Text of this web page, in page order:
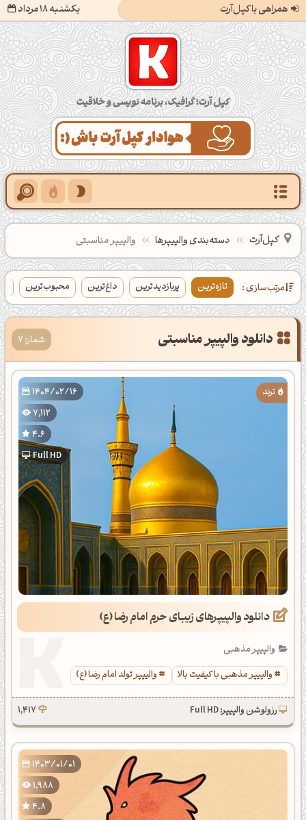
همراهی با کپل‌آرت یکشنبه 18 مرداد
کپل‌آرت؛ گرافیک، برنامه‌نویسی و خلاقیت
کپل‌آرت دسته‌بندی‌ والپیپرها والپیپر مناسبتی
مرتب‌سازی : تازه‌ترین پربازدیدترین داغ‌ترین محبوب‌ترین
دانلود والپیپر مناسبتی شمار: 7
1404/02/16
7,112
4.6
Full HD
دانلود والپیپرهای زیبای حرم امام رضا (ع)
والپیپر مذهبی
والپیپر مذهبی با کیفیت بالا
والیپپر تولد امام رضا (ع)
رزولوشن والپیپر: Full HD 1,417
1403/01/01
1,988
4.8